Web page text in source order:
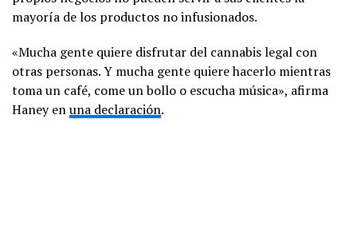
mayoría de los productos no infusionados.
«Mucha gente quiere disfrutar del cannabis legal con
otras personas. Y mucha gente quiere hacerlo mientras
toma un café, come un bollo o escucha música», afirma
Haney enuna declaración.